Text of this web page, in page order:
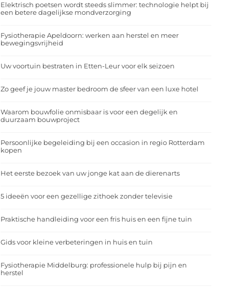
Elektrisch poetsen wordt steeds slimmer: technologie helpt bij
een betere dagelijkse mondverzorging
Fysiotherapie Apeldoorn: werken aan herstel en meer
bewegingsvrijheid
Uw voortuin bestraten in Etten-Leur voor elk seizoen
Zo geef je jouw master bedroom de sfeer van een luxe hotel
Waarom bouwfolie onmisbaar is voor een degelijk en
duurzaam bouwproject
Persoonlijke begeleiding bij een occasion in regio Rotterdam
kopen
Het eerste bezoek van uw jonge kat aan de dierenarts
5 ideeën voor een gezellige zithoek zonder televisie
Praktische handleiding voor een fris huis en een fijne tuin
Gids voor kleine verbeteringen in huis en tuin
Fysiotherapie Middelburg: professionele hulp bij pijn en
herstel